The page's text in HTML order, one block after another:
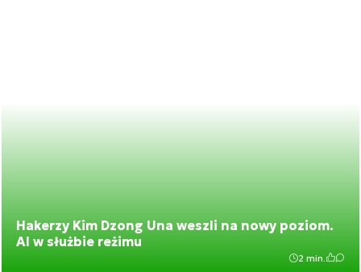
Hakerzy Kim Dzong Una weszli na nowy poziom.
AI w służbie reżimu
2 min.